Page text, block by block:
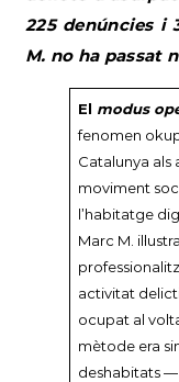
225 denúncies i
M. no ha passat
El modus
fenomen
Catalunya als
moviment
l’habitatge
Marc M.
activitat
ocupat al
mètode era
deshabitats